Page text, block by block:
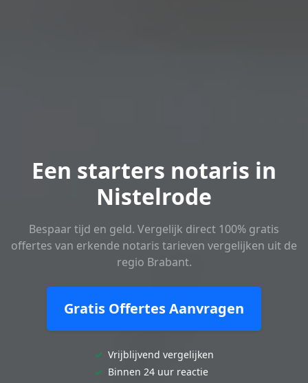
Een starters notaris in
Nistelrode
Bespaar tijd en geld. Vergelijk direct 100% gratis
offertes van erkende notaris tarieven vergelijken uit de
regio Brabant.
Gratis Offertes Aanvragen
✓ Vrijblijvend vergelijken
✓ Binnen 24 uur reactie